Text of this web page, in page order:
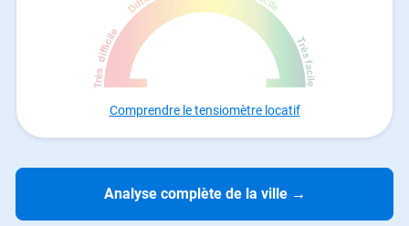
Comprendre le tensiomètre locatif
Analyse complète de la ville →